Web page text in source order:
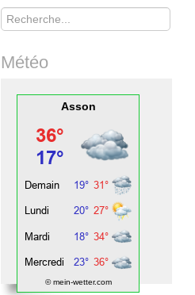
Rechercher
Météo
Asson
© mein-wetter.com